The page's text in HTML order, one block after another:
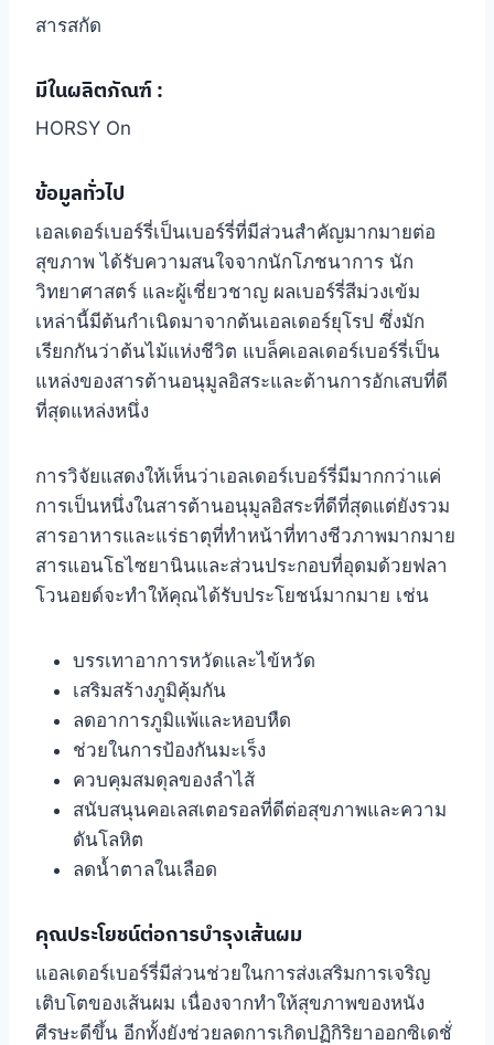
สารสกัด
มีในผลิตภัณฑ์ :
HORSY On
ข้อมูลทั่วไป
เอลเดอร์เบอร์รี่เป็นเบอร์รี่ที่มีส่วนสำคัญมากมายต่อ
สุขภาพ ได้รับความสนใจจากนักโภชนาการ นัก
วิทยาศาสตร์ และผู้เชี่ยวชาญ ผลเบอร์รี่สีม่วงเข้ม
เหล่านี้มีต้นกำเนิดมาจากต้นเอลเดอร์ยุโรป ซึ่งมัก
เรียกกันว่าต้นไม้แห่งชีวิต แบล็คเอลเดอร์เบอร์รี่เป็น
แหล่งของสารต้านอนุมูลอิสระและต้านการอักเสบที่ดี
ที่สุดแหล่งหนึ่ง
การวิจัยแสดงให้เห็นว่าเอลเดอร์เบอร์รี่มีมากกว่าแค่
การเป็นหนึ่งในสารต้านอนุมูลอิสระที่ดีที่สุดแต่ยังรวม
สารอาหารและแร่ธาตุที่ทำหน้าที่ทางชีวภาพมากมาย
สารแอนโธไซยานินและส่วนประกอบที่อุดมด้วยฟลา
โวนอยด์จะทำให้คุณได้รับประโยชน์มากมาย เช่น
บรรเทาอาการหวัดและไข้หวัด
เสริมสร้างภูมิคุ้มกัน
ลดอาการภูมิแพ้และหอบหืด
ช่วยในการป้องกันมะเร็ง
ควบคุมสมดุลของลำไส้
สนับสนุนคอเลสเตอรอลที่ดีต่อสุขภาพและความ
ดันโลหิต
ลดน้ำตาลในเลือด
คุณประโยชน์ต่อการบำรุงเส้นผม
แอลเดอร์เบอร์รี่มีส่วนช่วยในการส่งเสริมการเจริญ
เติบโตของเส้นผม เนื่องจากทำให้สุขภาพของหนัง
ศีรษะดีขึ้น อีกทั้งยังช่วยลดการเกิดปฏิกิริยาออกซิเดชั่